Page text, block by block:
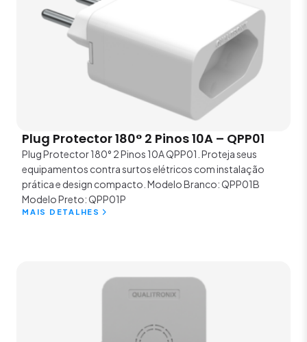
Plug Protector 180° 2 Pinos 10A – QPP01
Plug Protector 180° 2 Pinos 10A QPP01. Proteja seus
equipamentos contra surtos elétricos com instalação
prática e design compacto. Modelo Branco: QPP01B
Modelo Preto: QPP01P
MAIS DETALHES